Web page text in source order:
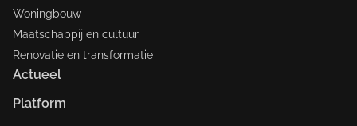
Woningbouw
Maatschappij en cultuur
Renovatie en transformatie
Actueel
Platform